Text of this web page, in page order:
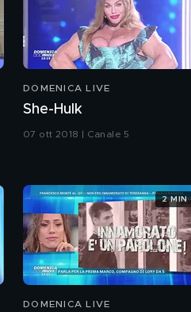
DOMENICA LIVE
She-Hulk
07 ott 2018 | Canale 5
DOMENICA LIVE
2 MIN